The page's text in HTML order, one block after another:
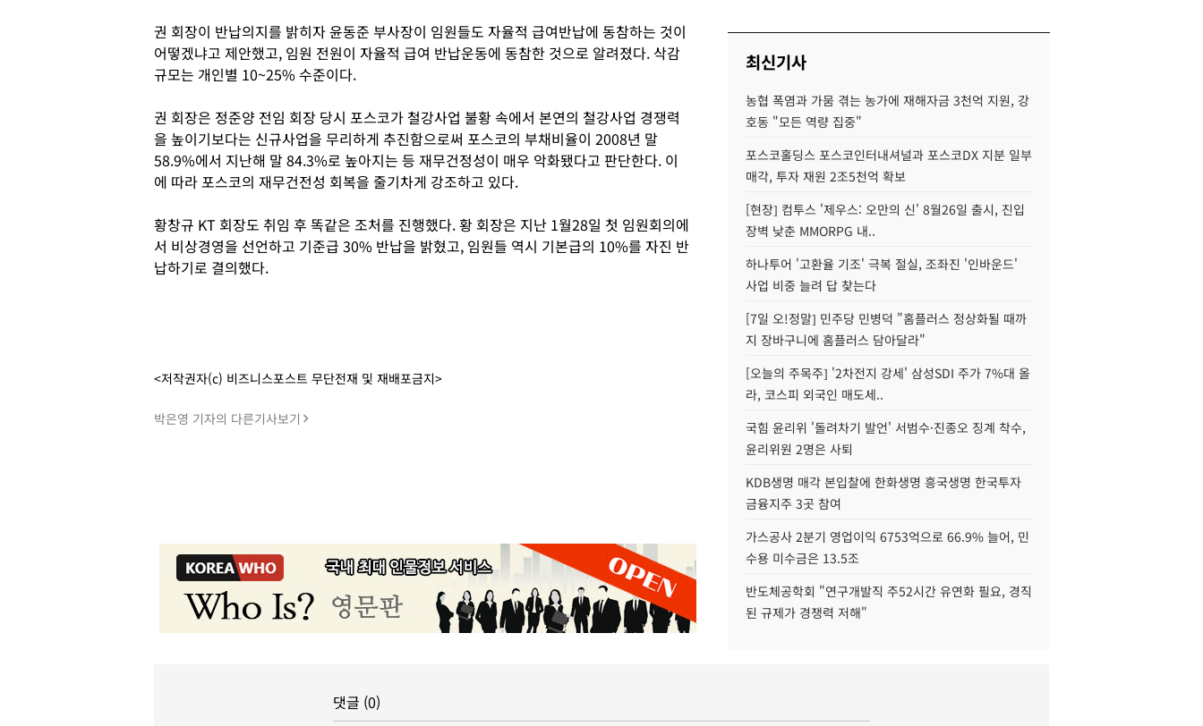
권 회장이 반납의지를 밝히자 윤동준 부사장이 임원들도 자율적 급여반납에 동참하는 것이
어떻겠냐고 제안했고, 임원 전원이 자율적 급여 반납운동에 동참한 것으로 알려졌다. 삭감
규모는 개인별 10~25% 수준이다.
권 회장은 정준양 전임 회장 당시 포스코가 철강사업 불황 속에서 본연의 철강사업 경쟁력
을 높이기보다는 신규사업을 무리하게 추진함으로써 포스코의 부채비율이 2008년 말
58.9%에서 지난해 말 84.3%로 높아지는 등 재무건정성이 매우 악화됐다고 판단한다. 이
에 따라 포스코의 재무건전성 회복을 줄기차게 강조하고 있다.
황창규 KT 회장도 취임 후 똑같은 조처를 진행했다. 황 회장은 지난 1월28일 첫 임원회의에
서 비상경영을 선언하고 기준급 30% 반납을 밝혔고, 임원들 역시 기본급의 10%를 자진 반
납하기로 결의했다.
<저작권자(c) 비즈니스포스트 무단전재 및 재배포금지>
박은영 기자의 다른기사보기
최신기사
농협 폭염과 가뭄 겪는 농가에 재해자금 3천억 지원, 강
호동 "모든 역량 집중"
포스코홀딩스 포스코인터내셔널과 포스코DX 지분 일부
매각, 투자 재원 2조5천억 확보
[현장] 컴투스 '제우스: 오만의 신' 8월26일 출시, 진입
장벽 낮춘 MMORPG 내..
하나투어 '고환율 기조' 극복 절실, 조좌진 '인바운드'
사업 비중 늘려 답 찾는다
[7일 오!정말] 민주당 민병덕 "홈플러스 정상화될 때까
지 장바구니에 홈플러스 담아달라"
[오늘의 주목주] '2차전지 강세' 삼성SDI 주가 7%대 올
라, 코스피 외국인 매도세..
국힘 윤리위 '돌려차기 발언' 서범수·진종오 징계 착수,
윤리위원 2명은 사퇴
KDB생명 매각 본입찰에 한화생명 흥국생명 한국투자
금융지주 3곳 참여
가스공사 2분기 영업이익 6753억으로 66.9% 늘어, 민
수용 미수금은 13.5조
반도체공학회 "연구개발직 주52시간 유연화 필요, 경직
된 규제가 경쟁력 저해"
댓글 (0)